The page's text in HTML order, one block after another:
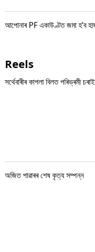
আপোনাৰ PF একাউণ্টত জমা হ’ব
Reels
সৰ্থেবাৰীৰ কাপলা বিলত পৰিভ্ৰমী
অজিত পাৱাৰৰ শেষ কৃত্য সম্পন্ন